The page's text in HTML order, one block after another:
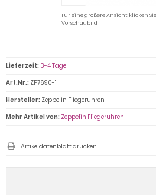
Für eine größere Ansicht klicken
Vorschaubild
Lieferzeit: 3-4 Tage
Art.Nr.: ZP7690-1
Hersteller: Zeppelin Fliegeruhren
Mehr Artikel von: Zeppelin Fliegeruhren
Artikeldatenblatt drucken